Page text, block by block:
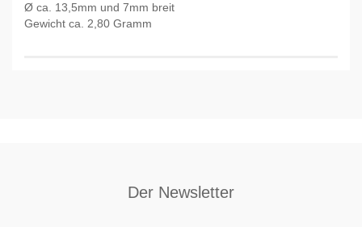
Ø ca. 13,5mm und 7mm breit
Gewicht ca. 2,80 Gramm
Der Newsletter